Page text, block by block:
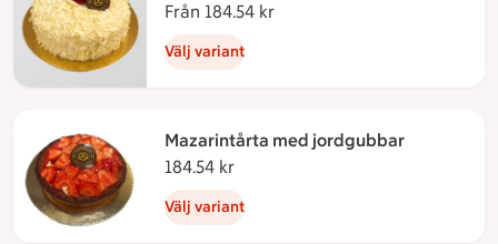
Från 184.54 kr
Välj variant
Mazarintårta med jordgubbar
184.54 kr
Välj variant